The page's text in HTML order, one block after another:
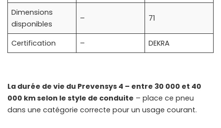
Dimensions
disponibles
– 71
Certification – DEKRA
La durée de vie du Prevensys 4 – entre 30 000 et 40
000 km selon le style de conduite – place ce pneu
dans une catégorie correcte pour un usage courant.